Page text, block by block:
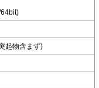
起物含まず)